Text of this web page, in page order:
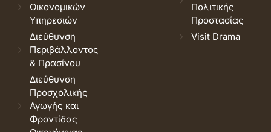
Οικονομικών
Υπηρεσιών
Διεύθυνση
Περιβάλλοντος
& Πρασίνου
Διεύθυνση
Προσχολικής
Αγωγής και
Φροντίδας
Πολιτικής
Προστασίας
Visit Drama